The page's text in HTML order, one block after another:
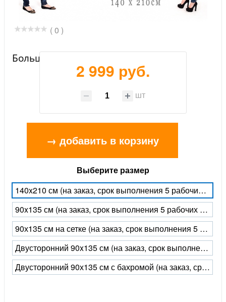
( 0 )
Большой флаг спецназа ВМФ
2 999 руб.
шт
→ добавить в корзину
Выберите размер
140x210 см (на заказ, срок выполнения 5 рабочих дней)
90x135 см (на заказ, срок выполнения 5 рабочих дней)
90х135 см на сетке (на заказ, срок выполнения 5 рабочих дней)
Двусторонний 90x135 см (на заказ, срок выполнения 5 рабочих дней)
Двусторонний 90х135 см с бахромой (на заказ, срок выполнения 5 рабочих дней)